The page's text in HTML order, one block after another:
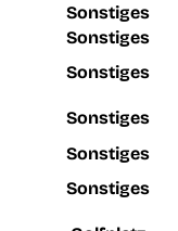
Sonstiges
Sonstiges
Sonstiges
Sonstiges
Sonstiges
Sonstiges